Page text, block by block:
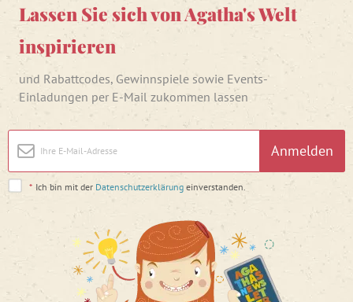
Lassen Sie sich von Agatha's Welt
inspirieren
und Rabattcodes, Gewinnspiele sowie Events-
Einladungen per E-Mail zukommen lassen
Anmelden
* Ich bin mit der Datenschutzerklärung einverstanden.